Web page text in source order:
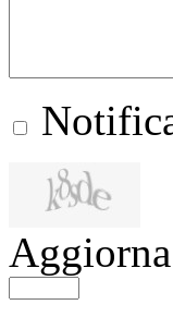
Aggiorna